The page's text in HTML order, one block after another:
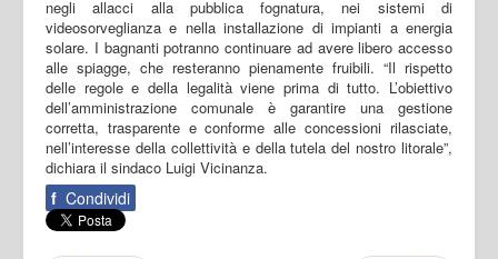
negli allacci alla pubblica fognatura, nei sistemi di
videosorveglianza e nella installazione di impianti a energia
solare. I bagnanti potranno continuare ad avere libero accesso
alle spiagge, che resteranno pienamente fruibili. “Il rispetto
delle regole e della legalità viene prima di tutto. L’obiettivo
dell’amministrazione comunale è garantire una gestione
corretta, trasparente e conforme alle concessioni rilasciate,
nell’interesse della collettività e della tutela del nostro litorale”,
dichiara il sindaco Luigi Vicinanza.
f Condividi